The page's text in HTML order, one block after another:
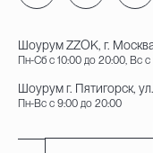
Шоурум ZZOK, г.
Пн-Сб с 10:00 до 20:00, Вс с
Шоурум г. Пятигорск,
Пн-Вс с 9:00 до 20:00